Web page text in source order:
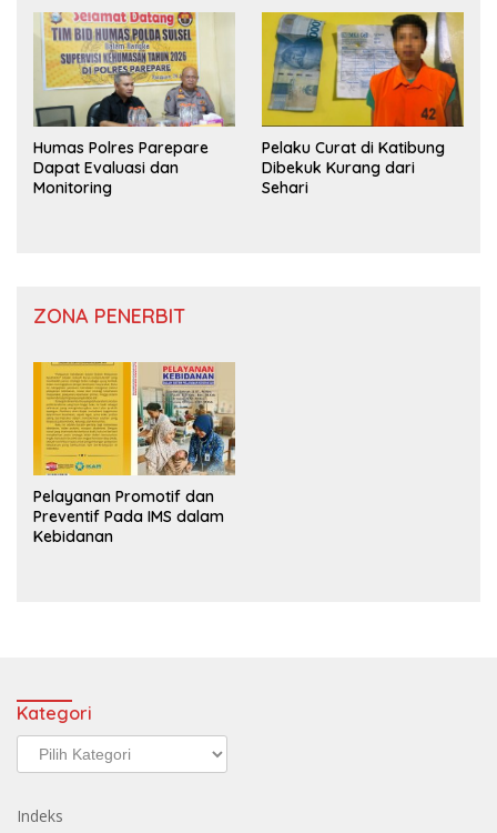
Humas Polres Parepare
Dapat Evaluasi dan
Monitoring
Pelaku Curat di Katibung
Dibekuk Kurang dari
Sehari
ZONA PENERBIT
Pelayanan Promotif dan
Preventif Pada IMS dalam
Kebidanan
Kategori
Kategori
Indeks